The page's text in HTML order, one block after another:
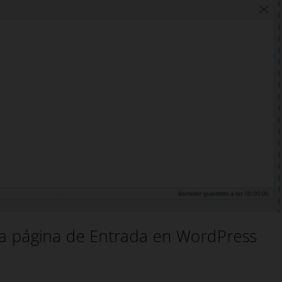
página de Entrada en WordPress